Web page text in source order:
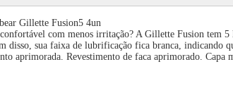
Gillette Fusion5 4un
com menos irritação? A Gillette Fusion tem
disso, sua faixa de lubrificação fica branca,
aprimorada. Revestimento de faca aprimorado.